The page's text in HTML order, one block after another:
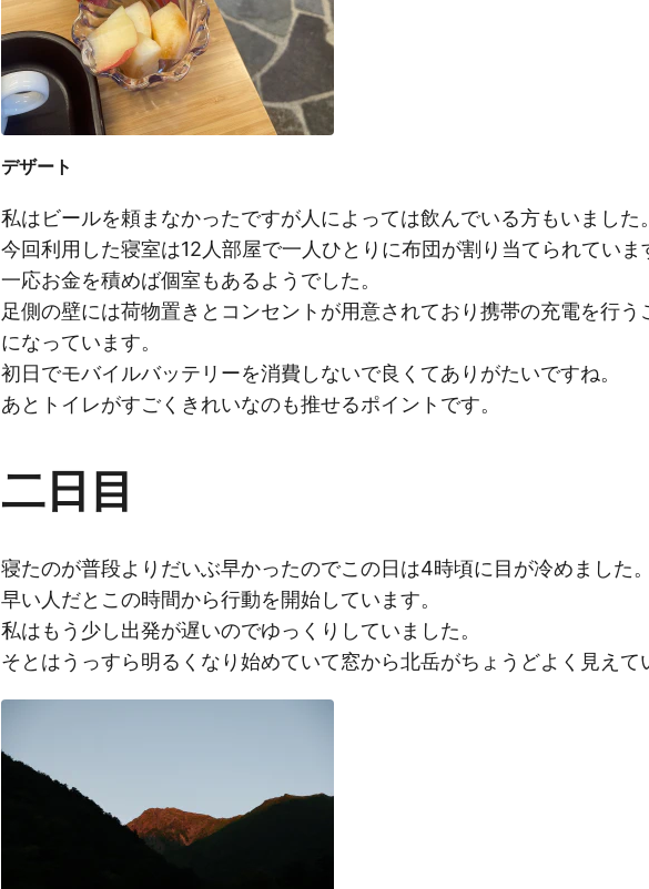
デザート
私はビールを頼まなかったですが人によっては飲んでいる方もいました
今回利用した寝室は12人部屋で一人ひとりに布団が割り当てられていま
一応お金を積めば個室もあるようでした。
足側の壁には荷物置きとコンセントが用意されており携帯の充電を行う
になっています。
初日でモバイルバッテリーを消費しないで良くてありがたいですね。
あとトイレがすごくきれいなのも推せるポイントです。
二日目
寝たのが普段よりだいぶ早かったのでこの日は4時頃に目が冷めました
早い人だとこの時間から行動を開始しています。
私はもう少し出発が遅いのでゆっくりしていました。
そとはうっすら明るくなり始めていて窓から北岳がちょうどよく見えて